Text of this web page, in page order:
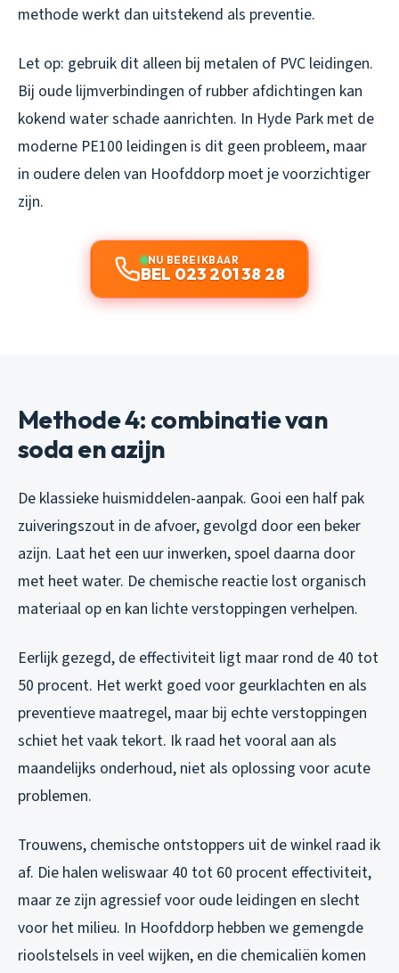
methode werkt dan uitstekend als preventie.
Let op: gebruik dit alleen bij metalen of PVC leidingen.
Bij oude lijmverbindingen of rubber afdichtingen kan
kokend water schade aanrichten. In Hyde Park met de
moderne PE100 leidingen is dit geen probleem, maar
in oudere delen van Hoofddorp moet je voorzichtiger
zijn.
NU BEREIKBAAR
BEL 023 201 38 28
Methode 4: combinatie van
soda en azijn
De klassieke huismiddelen-aanpak. Gooi een half pak
zuiveringszout in de afvoer, gevolgd door een beker
azijn. Laat het een uur inwerken, spoel daarna door
met heet water. De chemische reactie lost organisch
materiaal op en kan lichte verstoppingen verhelpen.
Eerlijk gezegd, de effectiviteit ligt maar rond de 40 tot
50 procent. Het werkt goed voor geurklachten en als
preventieve maatregel, maar bij echte verstoppingen
schiet het vaak tekort. Ik raad het vooral aan als
maandelijks onderhoud, niet als oplossing voor acute
problemen.
Trouwens, chemische ontstoppers uit de winkel raad ik
af. Die halen weliswaar 40 tot 60 procent effectiviteit,
maar ze zijn agressief voor oude leidingen en slecht
voor het milieu. In Hoofddorp hebben we gemengde
rioolstelsels in veel wijken, en die chemicaliën komen